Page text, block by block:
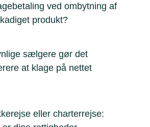
ved ombytning af
produkt?
sælgere gør det
at klage på nettet
eller charterrejse: